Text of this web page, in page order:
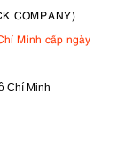
qua USB.
COMPANY)
Minh cấp ngày
Chí Minh